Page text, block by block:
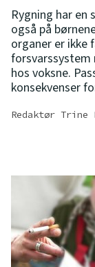
Rygning har en
også på
organer er ikke
forsvarssystem
hos voksne.
konsekvenser
Redaktør Trine